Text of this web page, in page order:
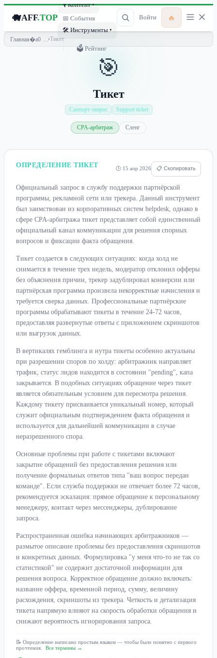
🐗AFF.TOP
🎙 Контент ▾
📅 События
🛠 Инструменты ▾
🗳 Рейтинг
Войти 🔥
Главная ›Тикет
🎯
Тикет
Саппорт-запрос Support ticket
CPA-арбитраж Сленг
ОПРЕДЕЛЕНИЕ ТИКЕТ 🕒 15 апр 2026 📋 Скопировать
Официальный запрос в службу поддержки партнёрской
программы, рекламной сети или трекера. Данный инструмент
был заимствован из корпоративных систем helpdesk, однако в
сфере CPA-арбитража тикет представляет собой единственный
официальный канал коммуникации для решения спорных
вопросов и фиксации факта обращения.
Тикет создается в следующих ситуациях: когда холд не
снимается в течение трех недель, модератор отклонил офферы
без объяснения причин, трекер задублировал конверсии или
партнёрская программа произвела некорректные начисления и
требуется сверка данных. Профессиональные партнёрские
программы обрабатывают тикеты в течение 24-72 часов,
предоставляя развернутые ответы с приложением скриншотов
или выгрузок данных.
В вертикалях гемблинга и нутра тикеты особенно актуальны
при разрешении споров по холду: арбитражник направляет
трафик, статус лидов находится в состоянии "pending", капа
закрывается. В подобных ситуациях обращение через тикет
является обязательным условием для пересмотра решения.
Каждому тикету присваивается уникальный номер, который
служит официальным подтверждением факта обращения и
используется для дальнейшей коммуникации в случае
неразрешенного спора.
Основные проблемы при работе с тикетами включают
закрытие обращений без предоставления решения или
получение формальных ответов типа "ваш вопрос передан
команде". Если служба поддержки не отвечает более 72 часов,
рекомендуется эскалация: прямое обращение к персональному
менеджеру, контакт через мессенджеры, дублирование
запроса.
Распространенная ошибка начинающих арбитражников —
размытое описание проблемы без предоставления скриншотов
и конкретных данных. Формулировка "у меня что-то не так со
статистикой" не содержит достаточной информации для
решения вопроса. Корректное обращение должно включать:
название оффера, временной период, сумму, величину
расхождения, скриншоты из трекера. Четкость и детализация
тикета напрямую влияют на скорость обработки обращения и
снижают вероятность игнорирования запроса.
📝 Определение написано простым языком — чтобы было понятно с первого
прочтения.
Все термины →